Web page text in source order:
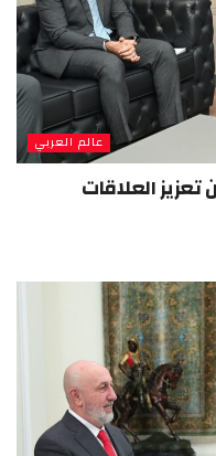
عالم العربي
العلاقات